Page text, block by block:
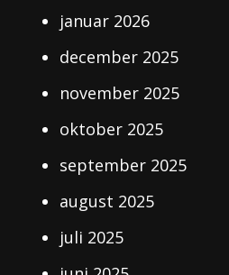
januar 2026
december 2025
november 2025
oktober 2025
september 2025
august 2025
juli 2025